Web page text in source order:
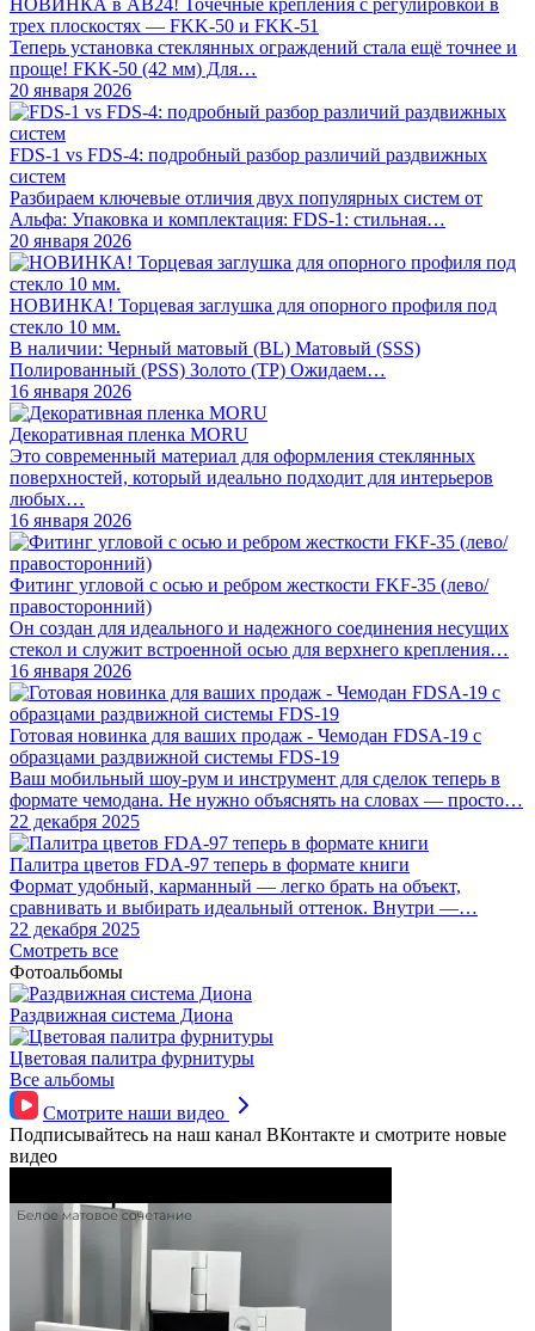
НОВИНКА в АВ24! Точечные крепления с регулировкой в
трех плоскостях — FKK-50 и FKK-51
Теперь установка стеклянных ограждений стала ещё точнее и
проще! FKK-50 (42 мм) Для…
20 января 2026
FDS-1 vs FDS-4: подробный разбор различий раздвижных
систем
Разбираем ключевые отличия двух популярных систем от
Альфа: Упаковка и комплектация: FDS-1: стильная…
20 января 2026
НОВИНКА! Торцевая заглушка для опорного профиля под
стекло 10 мм.
В наличии: Черный матовый (BL) Матовый (SSS)
Полированный (PSS) Золото (TP) Ожидаем…
16 января 2026
Декоративная пленка MORU
Это современный материал для оформления стеклянных
поверхностей, который идеально подходит для интерьеров
любых…
16 января 2026
Фитинг угловой с осью и ребром жесткости FKF-35 (лево/
правосторонний)
Он создан для идеального и надежного соединения несущих
стекол и служит встроенной осью для верхнего крепления…
16 января 2026
Готовая новинка для ваших продаж - Чемодан FDSA-19 с
образцами раздвижной системы FDS‑19
Ваш мобильный шоу-рум и инструмент для сделок теперь в
формате чемодана. Не нужно объяснять на словах — просто…
22 декабря 2025
Палитра цветов FDA-97 теперь в формате книги
Формат удобный, карманный — легко брать на объект,
сравнивать и выбирать идеальный оттенок. Внутри —…
22 декабря 2025
Смотреть все
Фотоальбомы
Раздвижная система Диона
Цветовая палитра фурнитуры
Все альбомы
Смотрите наши видео
Подписывайтесь на наш канал ВКонтакте и смотрите новые
видео